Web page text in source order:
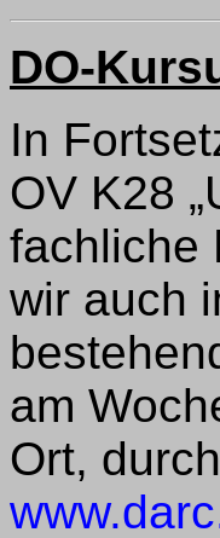
DO-
In
OV K28
fachliche
wir auch
am
Ort,